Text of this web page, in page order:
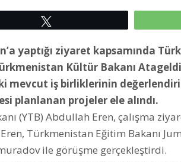
yaptığı ziyaret kapsamında
Kültür Bakanı
mevcut iş birliklerinin
planlanan projeler ele alındı.
(YTB) Abdullah Eren, çalışma
Türkmenistan Eğitim Bakanı
ile görüşme gerçekleştirdi.